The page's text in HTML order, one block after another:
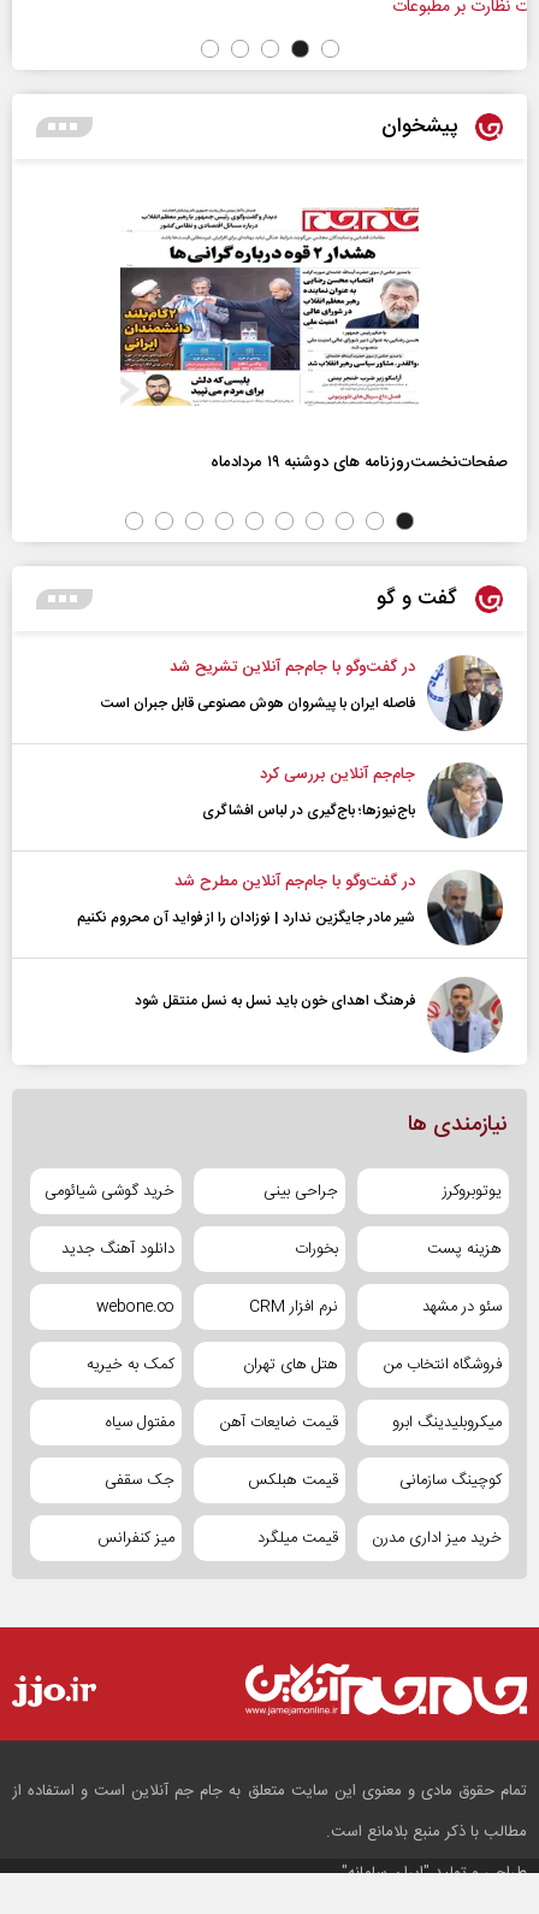
پیشخوان
صفحات‌نخست‌روزنامه ها‌ی دوشنبه ۱۹ مردادماه
گفت و گو
در گفت‌و‌گو با جام‌جم آنلاین تشریح شد
فاصله ایران با پیشرو‌ان هوش مصنوعی قابل جبران است
جام‌جم آنلاین بررسی کرد
باج‌نیوزها؛ باج‌گیری در لباس افشاگری
در گفت‌و‌گو با جام‌جم آنلاین مطرح شد
شیر مادر جایگزین ندارد | نوزادان را از فواید آن محروم نکنیم
فرهنگ اهدای خون باید نسل به نسل منتقل شود
نیازمندی ها
یوتوبروکرز جراحی بینی خرید گوشی شیائومی
هزینه پست بخورات دانلود آهنگ جدید
سئو در مشهد نرم افزار CRM webone.co
فروشگاه انتخاب من هتل های تهران کمک به خیریه
میکروبلیدینگ ابرو قیمت ضایعات آهن مفتول سیاه
کوچینگ سازمانی قیمت هبلکس جک سقفی
خرید میز اداری مدرن قیمت میلگرد میز کنفرانس
تمام حقوق مادی و معنوی این سایت متعلق به جام جم آنلاین است و استفاده از
مطالب با ذکر منبع بلامانع است.
طراحی و تولید"ایران سامانه"